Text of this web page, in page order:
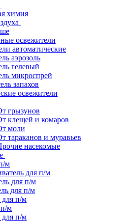
химия
освежители
автоматические
аэрозоль
гелевый
микроспрей
запахов
освежители
грызунов
клещей и комаров
моли
тараканов и муравьев
насекомые
м
для п/м
для п/м
для п/м
п/м
п/м
для п/м